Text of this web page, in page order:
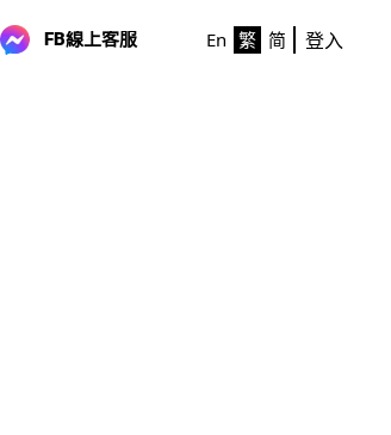
FB線上客服 En 繁 简 登入